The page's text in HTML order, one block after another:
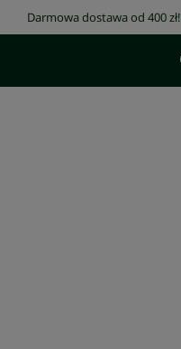
Darmowa dostawa od 400 zł!